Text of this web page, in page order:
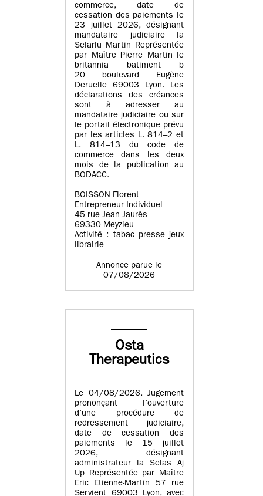
commerce, date de
cessation des paiements le
23 juillet 2026, désignant
mandataire judiciaire la
Selarlu Martin Représentée
par Maître Pierre Martin le
britannia batiment b
20 boulevard Eugène
Deruelle 69003 Lyon. Les
déclarations des créances
sont à adresser au
mandataire judiciaire ou sur
le portail électronique prévu
par les articles L. 814–2 et
L. 814–13 du code de
commerce dans les deux
mois de la publication au
BODACC.
BOISSON Florent
Entrepreneur Individuel
45 rue Jean Jaurès
69330 Meyzieu
Activité : tabac presse jeux
librairie
Annonce parue le
07/08/2026
Osta
Therapeutics
Le 04/08/2026. Jugement
prononçant l’ouverture
d’une procédure de
redressement judiciaire,
date de cessation des
paiements le 15 juillet
2026, désignant
administrateur la Selas Aj
Up Représentée par Maître
Eric Etienne-Martin 57 rue
Servient 69003 Lyon, avec